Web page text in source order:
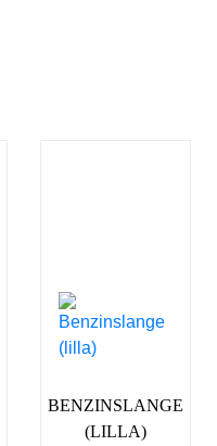
BENZINSLANGE
(LILLA)